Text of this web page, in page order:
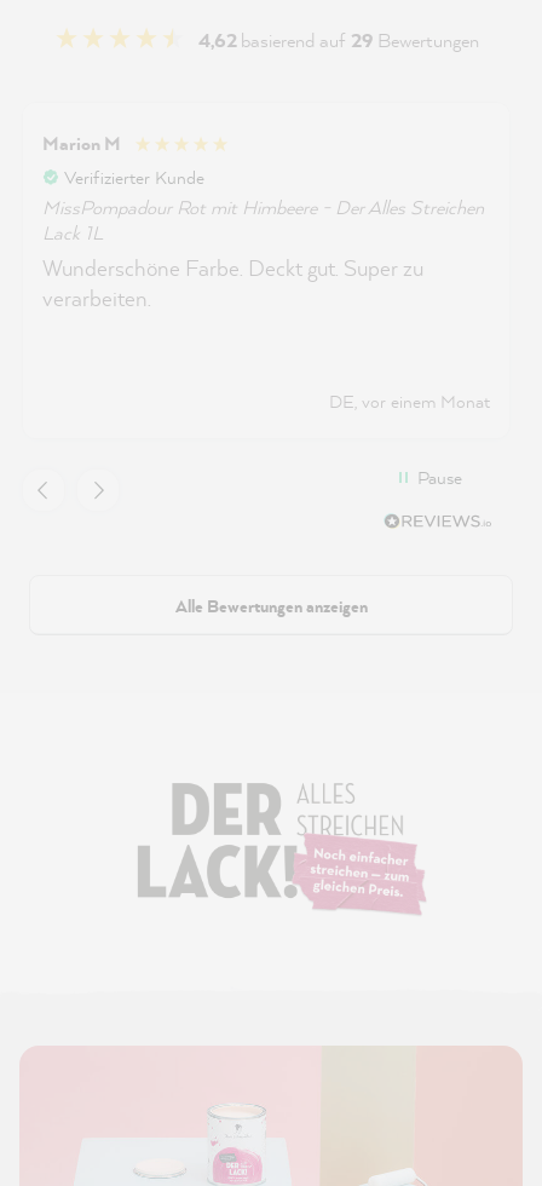
4,62basierend auf 29 Bewertungen
Marion M
Verifizierter Kunde
MissPompadour Rot mit Himbeere - Der Alles Streichen
Lack 1L
Wunderschöne Farbe. Deckt gut. Super zu
verarbeiten.
DE, vor einem Monat
Pause
Alle Bewertungen anzeigen